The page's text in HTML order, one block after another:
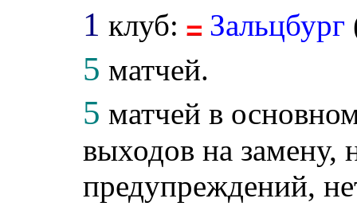
1 клуб: Зальцбург
5 матчей.
5 матчей в
выходов на замену,
предупреждений,